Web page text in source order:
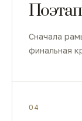
Сначала
финальная
04